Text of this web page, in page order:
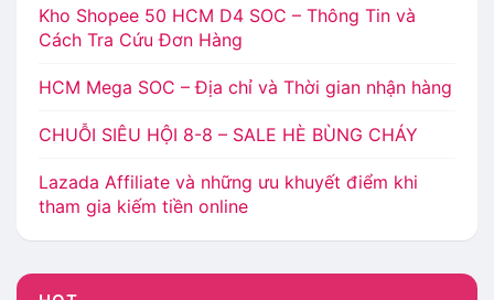
Kho Shopee 50 HCM D4 SOC – Thông Tin và
Cách Tra Cứu Đơn Hàng
HCM Mega SOC – Địa chỉ và Thời gian nhận hàng
CHUỖI SIÊU HỘI 8-8 – SALE HÈ BÙNG CHÁY
Lazada Affiliate và những ưu khuyết điểm khi
tham gia kiếm tiền online